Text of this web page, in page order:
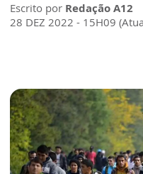
Escrito por Redação A12
28 DEZ 2022 - 15H09